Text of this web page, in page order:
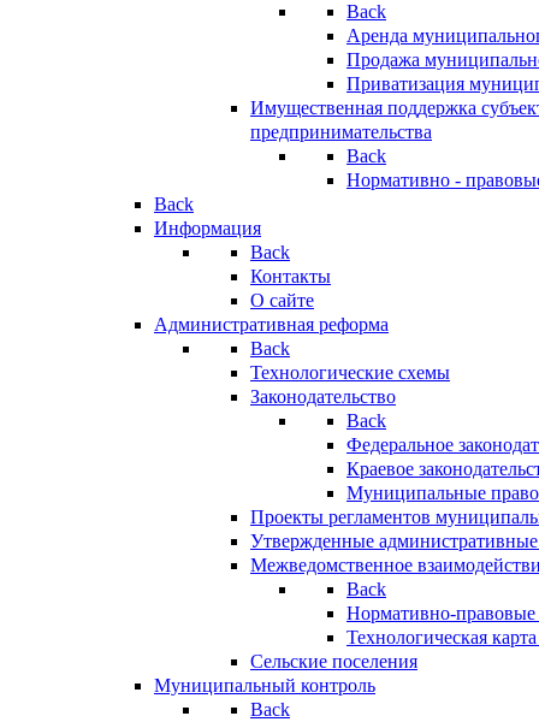
Back
Аренда
Продажа
Приватизация
Имущественная поддержка
предпринимательства
Back
Нормативно -
Back
Информация
Back
Контакты
О сайте
Административная реформа
Back
Технологические схемы
Законодательство
Back
Федеральное
Краевое
Муниципальные
Проекты регламентов
Утвержденные
Межведомственное
Back
Нормативно-правовые
Технологическая
Сельские поселения
Муниципальный контроль
Back